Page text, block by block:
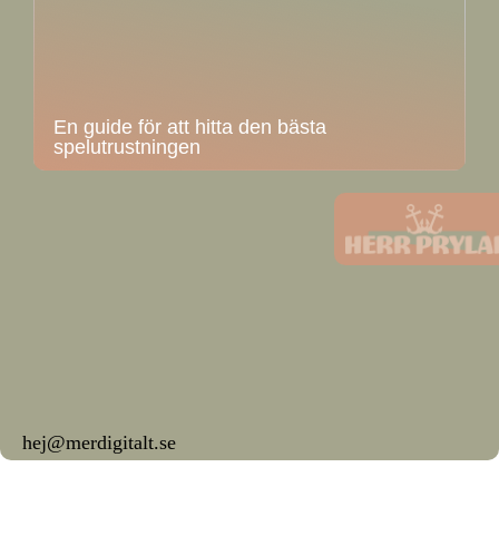
En guide för att hitta den bästa
spelutrustningen
hej@merdigitalt.se